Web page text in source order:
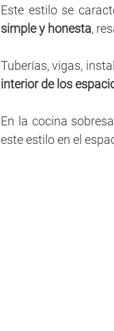
Este estilo se
simple y honesta,
Tuberías, vigas,
interior de los
En la cocina
este estilo en el